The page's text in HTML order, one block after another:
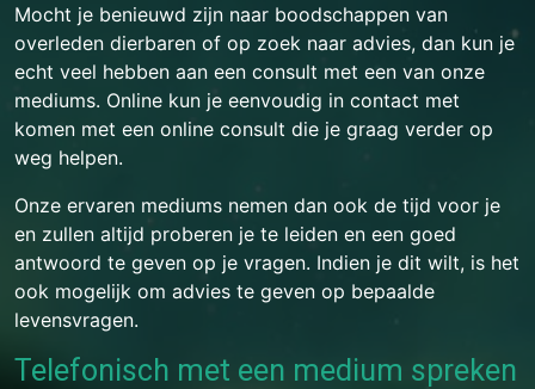
Mocht je benieuwd zijn naar boodschappen van
overleden dierbaren of op zoek naar advies, dan kun je
echt veel hebben aan een consult met een van onze
mediums. Online kun je eenvoudig in contact met
komen met een online consult die je graag verder op
weg helpen.
Onze ervaren mediums nemen dan ook de tijd voor je
en zullen altijd proberen je te leiden en een goed
antwoord te geven op je vragen. Indien je dit wilt, is het
ook mogelijk om advies te geven op bepaalde
levensvragen.
Telefonisch met een medium spreken